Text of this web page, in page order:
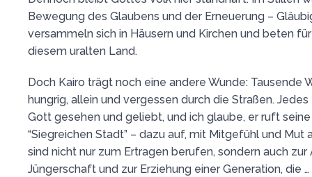
Bewegung des Glaubens und der Erneuerung –
versammeln sich in Häusern und Kirchen und beten
diesem uralten Land.
Doch Kairo trägt noch eine andere Wunde: Tausende
hungrig, allein und vergessen durch die Straßen.
Gott gesehen und geliebt, und ich glaube, er ruft seine
“Siegreichen Stadt” – dazu auf, mit Mitgefühl und Mut
sind nicht nur zum Ertragen berufen, sondern auch zur
Jüngerschaft und zur Erziehung einer Generation, die …